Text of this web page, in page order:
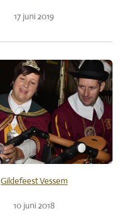
17 juni 2019
Gildefeest Vessem
10 juni 2018